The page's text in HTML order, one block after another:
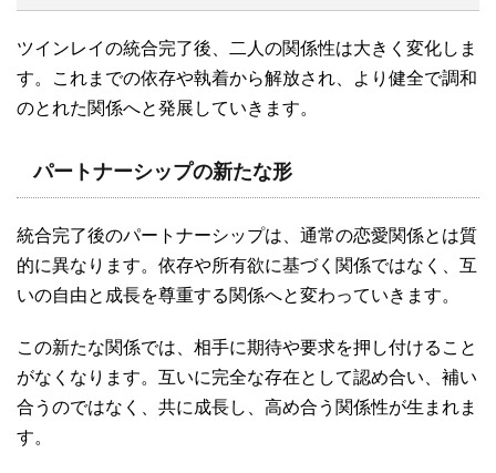
ツインレイの統合完了後、二人の関係性は大きく変化しま
す。これまでの依存や執着から解放され、より健全で調和
のとれた関係へと発展していきます。
パートナーシップの新たな形
統合完了後のパートナーシップは、通常の恋愛関係とは質
的に異なります。依存や所有欲に基づく関係ではなく、互
いの自由と成長を尊重する関係へと変わっていきます。
この新たな関係では、相手に期待や要求を押し付けること
がなくなります。互いに完全な存在として認め合い、補い
合うのではなく、共に成長し、高め合う関係性が生まれま
す。